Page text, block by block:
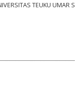
TEUKU UMAR